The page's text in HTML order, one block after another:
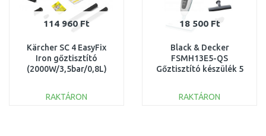
114 960 Ft
Kärcher SC 4 EasyFix
Iron gőztisztító
(2000W/3,5bar/0,8L)
RAKTÁRON
18 500 Ft
Black & Decker
FSMH13E5-QS
Gőztisztító készülék 5
RAKTÁRON